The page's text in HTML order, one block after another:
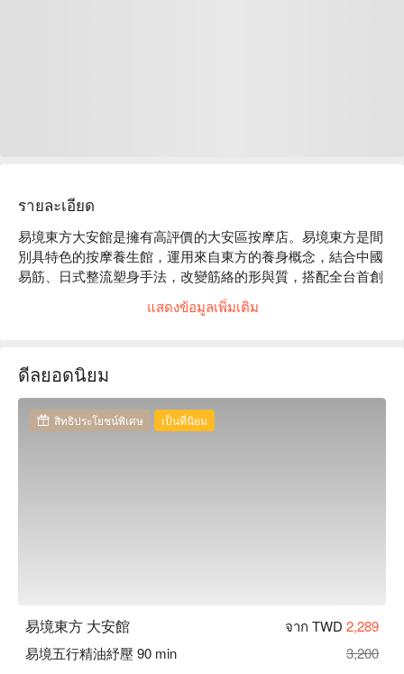
รายละเอียด
易境東方大安館是擁有高評價的大安區按摩店。易境東方是間
別具特色的按摩養生館，運用來自東方的養身概念，結合中國
易筋、日式整流塑身手法，改變筋絡的形與質，搭配全台首創
「 綠色養生 」概念，使您能得到身體與心靈上的實質健康。
易境東方評價：Google 4.7 星、平台 4.9 星好評
肉。定時保養更能幫助身心狀態趨於平衡，達到深層紓壓的效
果。
易境東方主打易境五行精油紓壓、東方易筋日式指壓，擁有古
風大器的裝潢、寧靜舒適的氛圍、隱密清幽的個人空間，進入
แสดงข้อมูลเพิ่มเติม
ดีลยอดนิยม
สิทธิประโยชน์พิเศษ เป็นที่นิยม
易境東方 大安館 จาก TWD 2,289
易境五行精油紓壓 90 min
3,200